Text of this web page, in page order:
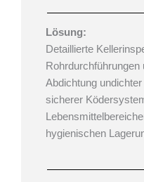
Lösung:
Detaillierte
Abdichtung
sicherer
hygienischen